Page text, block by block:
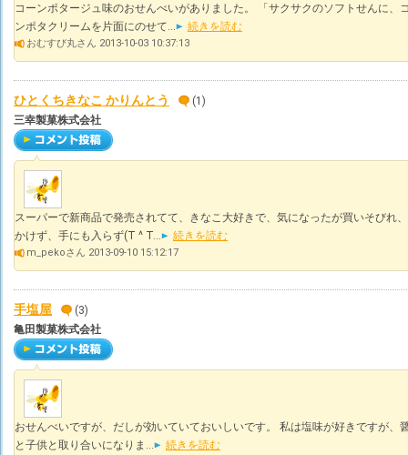
コーンポタージュ味のおせんべいがありました。 「サクサクのソフトせんに、
ンポタクリームを片面にのせて...
続きを読む
おむすび丸さん 2013-10-03 10:37:13
ひとくちきなこ かりんとう
(1)
三幸製菓株式会社
スーパーで新商品で発売されてて、きなこ大好きで、気になったが買いそびれ
かけず、手にも入らず(T ^ T...
続きを読む
m_pekoさん 2013-09-10 15:12:17
手塩屋
(3)
亀田製菓株式会社
おせんべいですが、だしが効いていておいしいです。 私は塩味が好きですが、
と子供と取り合いになりま...
続きを読む